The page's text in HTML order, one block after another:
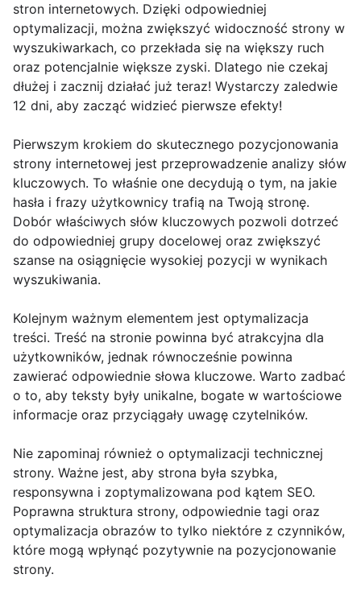
stron internetowych. Dzięki odpowiedniej
optymalizacji, można zwiększyć widoczność strony w
wyszukiwarkach, co przekłada się na większy ruch
oraz potencjalnie większe zyski. Dlatego nie czekaj
dłużej i zacznij działać już teraz! Wystarczy zaledwie
12 dni, aby zacząć widzieć pierwsze efekty!
Pierwszym krokiem do skutecznego pozycjonowania
strony internetowej jest przeprowadzenie analizy słów
kluczowych. To właśnie one decydują o tym, na jakie
hasła i frazy użytkownicy trafią na Twoją stronę.
Dobór właściwych słów kluczowych pozwoli dotrzeć
do odpowiedniej grupy docelowej oraz zwiększyć
szanse na osiągnięcie wysokiej pozycji w wynikach
wyszukiwania.
Kolejnym ważnym elementem jest optymalizacja
treści. Treść na stronie powinna być atrakcyjna dla
użytkowników, jednak równocześnie powinna
zawierać odpowiednie słowa kluczowe. Warto zadbać
o to, aby teksty były unikalne, bogate w wartościowe
informacje oraz przyciągały uwagę czytelników.
Nie zapominaj również o optymalizacji technicznej
strony. Ważne jest, aby strona była szybka,
responsywna i zoptymalizowana pod kątem SEO.
Poprawna struktura strony, odpowiednie tagi oraz
optymalizacja obrazów to tylko niektóre z czynników,
które mogą wpłynąć pozytywnie na pozycjonowanie
strony.